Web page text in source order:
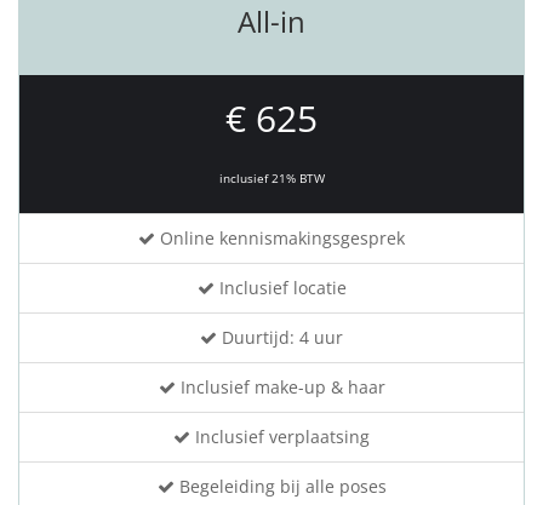
All-in
€ 625
inclusief 21% BTW
Online kennismakingsgesprek
Inclusief locatie
Duurtijd: 4 uur
Inclusief make-up & haar
Inclusief verplaatsing
Begeleiding bij alle poses